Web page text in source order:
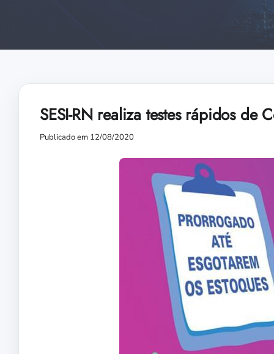
SESI-RN realiza testes rápidos de
Publicado em 12/08/2020